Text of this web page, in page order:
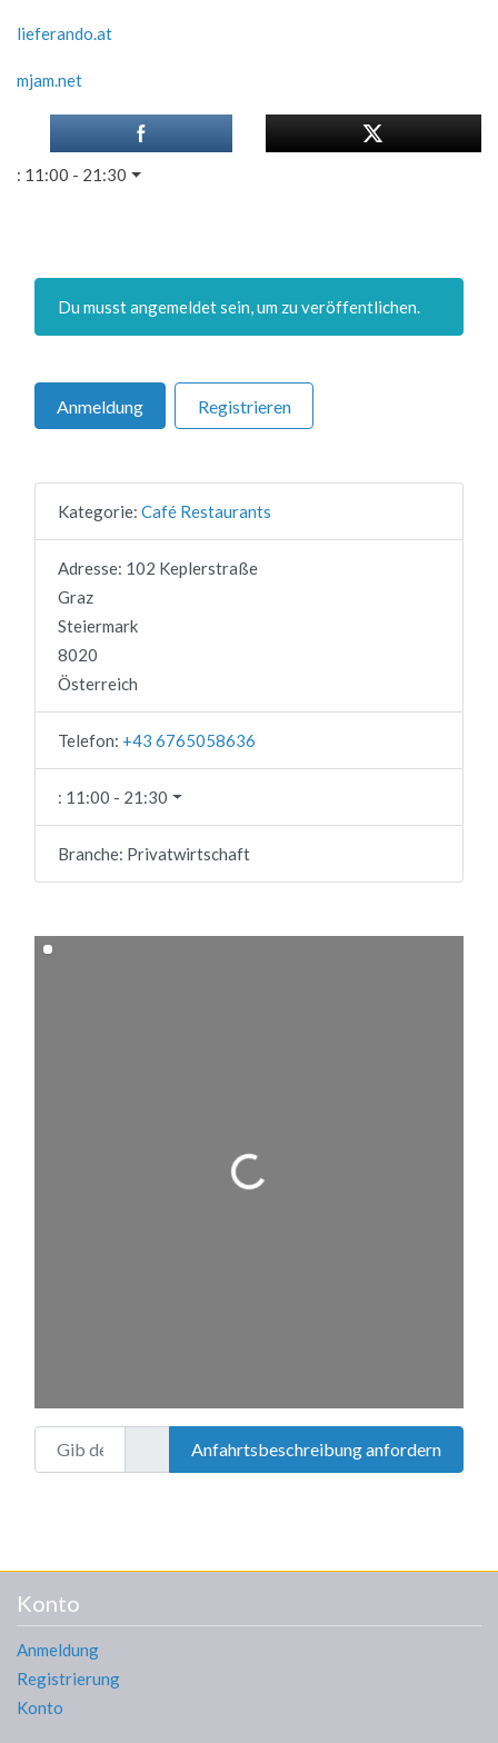
lieferando.at
mjam.net
: 11:00 - 21:30
Du musst angemeldet sein, um zu veröffentlichen.
Anmeldung Registrieren
Kategorie: Café Restaurants
Adresse: 102 Keplerstraße
Graz
Steiermark
8020
Österreich
Telefon: +43 6765058636
: 11:00 - 21:30
Branche: Privatwirtschaft
Wird geladen …
Gib deinen Standort ein.Anfahrtsbeschreibung anfordern
Konto
Anmeldung
Registrierung
Konto